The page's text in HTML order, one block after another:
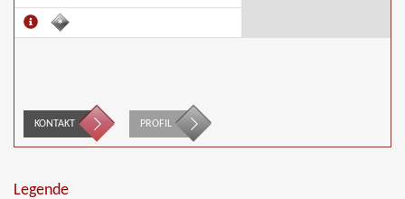
KONTAKT PROFIL
Legende